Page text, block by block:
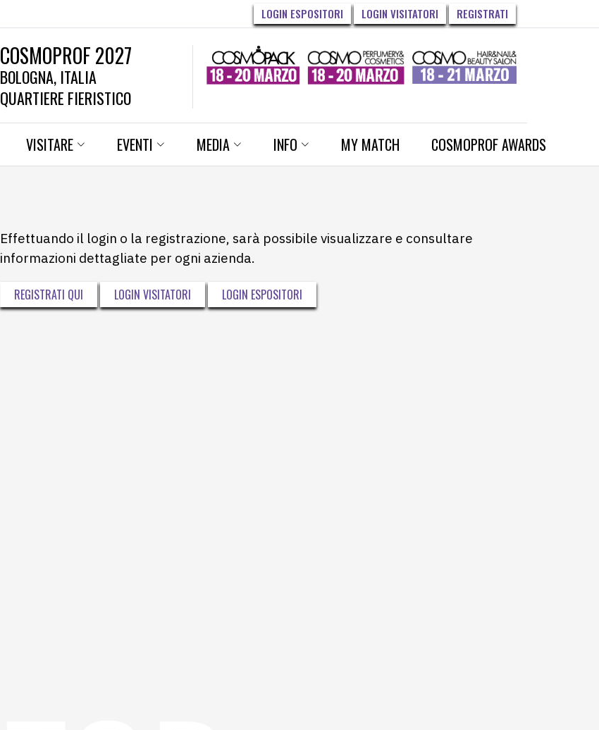
LOGIN ESPOSITORI LOGIN VISITATORI REGISTRATI
COSMOPROF 2027
BOLOGNA, ITALIA
QUARTIERE FIERISTICO
VISITARE EVENTI MEDIA INFO MY MATCH COSMOPROF AWARDS
Effettuando il login o la registrazione, sarà possibile visualizzare e consultare
informazioni dettagliate per ogni azienda.
REGISTRATI QUI LOGIN VISITATORI LOGIN ESPOSITORI